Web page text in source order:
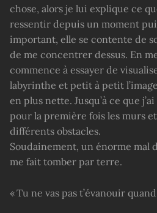
chose, alors je lui explique ce
ressentir depuis un moment
important, elle se contente de
de me concentrer dessus. En
commence à essayer de
labyrinthe et petit à petit
en plus nette. Jusqu’à ce que
pour la première fois les murs
différents obstacles.
Soudainement, un énorme mal
me fait tomber par terre.
« Tu ne vas pas t’évanouir